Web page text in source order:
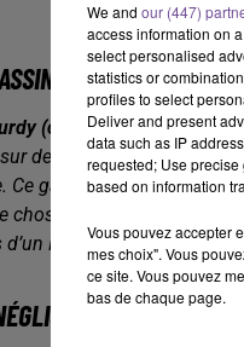
SILENCIEUX »
(chef du groupement
des intoxications au
gaz est lié à la
chose, il y a quelques
logement. Sur la
We and our (447)
access information on
select personalised
statistics or
profiles to select
Deliver and present
data such as IP
requested; Use
based on information
Vous pouvez accepter
mes choix". Vous
ce site. Vous pouvez
bas de chaque page.